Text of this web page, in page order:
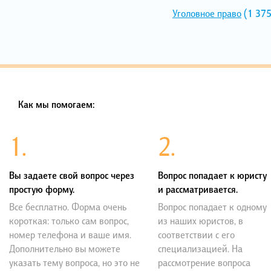
Уголовное право(1
Как мы помогаем:
1.
Вы задаете свой вопрос через
простую форму.
Все бесплатно. Форма очень
короткая: только сам вопрос,
номер телефона и ваше имя.
Дополнительно вы можете
указать тему вопроса, но это не
2.
Вопрос попадает к юристу
и рассматривается.
Вопрос попадает к одному
из наших юристов, в
соответствии с его
специализацией. На
рассмотрение вопроса